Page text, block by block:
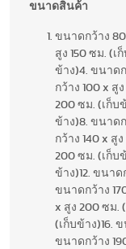
ขนาดสินค้า
ขนาดกว้าง 80
สูง 150 ซม. (เ
ข้าง)4. ขนาด
กว้าง 100 x สู
200 ซม. (เก็บ
ข้าง)8. ขนาด
กว้าง 140 x สู
200 ซม. (เก็บ
ข้าง)12. ขนาด
ขนาดกว้าง
x สูง 200 ซม.
(เก็บข้าง)16.
ขนาดกว้าง